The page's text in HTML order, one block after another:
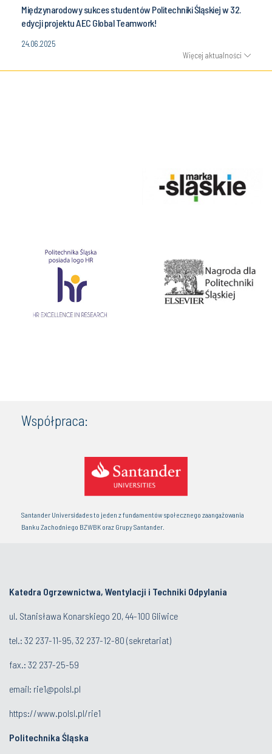
Międzynarodowy sukces studentów Politechniki Śląskiej w 32.
edycji projektu AEC Global Teamwork!
24.06.2025
Więcej aktualności
Współpraca:
Santander Universidades to jeden z fundamentów społecznego zaangażowania
Banku Zachodniego BZWBK oraz Grupy Santander.
Katedra Ogrzewnictwa, Wentylacji i Techniki Odpylania
ul. Stanisława Konarskiego 20, 44-100 Gliwice
tel.: 32 237-11-95,32 237-12-80 (sekretariat)
fax.: 32 237-25-59
email: rie1@polsl.pl
https://www.polsl.pl/rie1
Politechnika Śląska